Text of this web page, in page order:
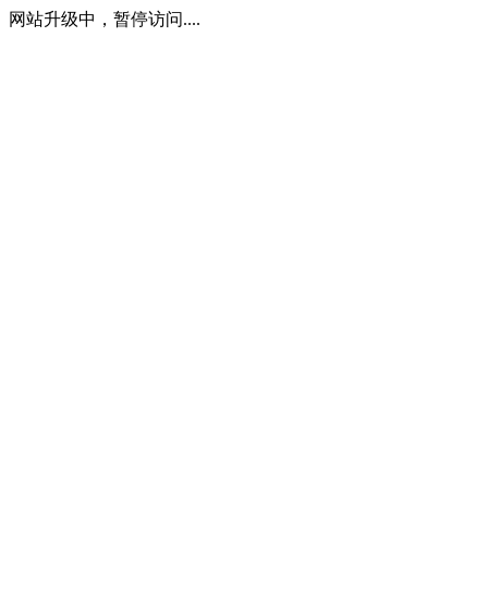
网站升级中，暂停访问....